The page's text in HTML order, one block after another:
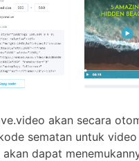
akan secara
sematan untuk video
dapat